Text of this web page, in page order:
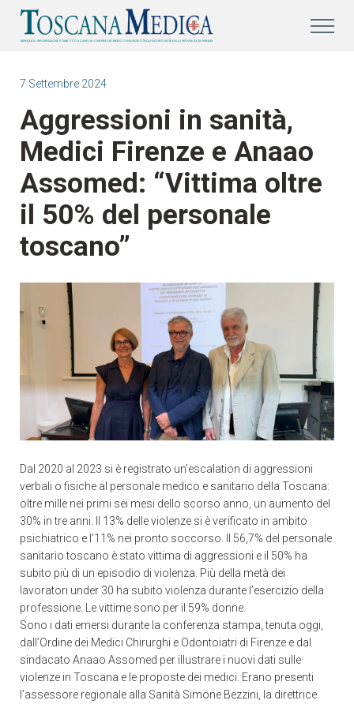
7 Settembre 2024
Aggressioni in sanità,
Medici Firenze e Anaao
Assomed: “Vittima oltre
il 50% del personale
toscano”
Dal 2020 al 2023 si è registrato un’escalation di aggressioni
verbali o fisiche al personale medico e sanitario della Toscana:
oltre mille nei primi sei mesi dello scorso anno, un aumento del
30% in tre anni. Il 13% delle violenze si è verificato in ambito
psichiatrico e l’11% nei pronto soccorso. Il 56,7% del personale
sanitario toscano è stato vittima di aggressioni e il 50% ha
subito più di un episodio di violenza. Più della metà dei
lavoratori under 30 ha subito violenza durante l’esercizio della
professione. Le vittime sono per il 59% donne.
Sono i dati emersi durante la conferenza stampa, tenuta oggi,
dall’Ordine dei Medici Chirurghi e Odontoiatri di Firenze e dal
sindacato Anaao Assomed per illustrare i nuovi dati sulle
violenze in Toscana e le proposte dei medici. Erano presenti
l’assessore regionale alla Sanità Simone Bezzini, la direttrice